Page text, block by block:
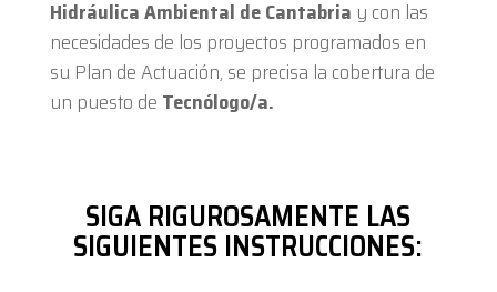
Hidráulica Ambiental de Cantabria y con las
necesidades de los proyectos programados en
su Plan de Actuación, se precisa la cobertura de
un puesto de Tecnólogo/a.
SIGA RIGUROSAMENTE LAS
SIGUIENTES INSTRUCCIONES: